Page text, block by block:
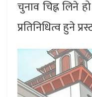
चुनाव चिह्न लिने
प्रतिनिधित्व हुने